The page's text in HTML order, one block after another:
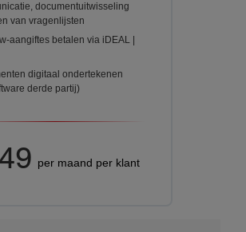
documentuitwisseling
van vragenlijsten
aangiftes betalen via iDEAL |
digitaal ondertekenen
derde partij)
per maand per klant